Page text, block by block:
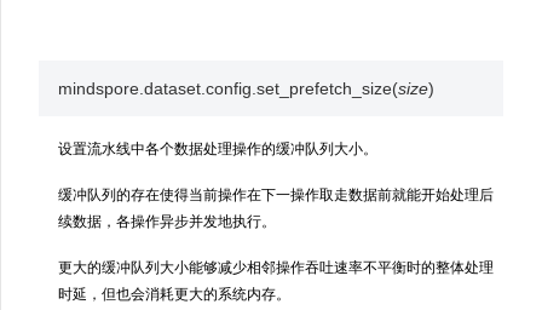
mindspore.dataset.config.set_prefetch_size(size)
设置流水线中各个数据处理操作的缓冲队列大小。
缓冲队列的存在使得当前操作在下一操作取走数据前就能开始处理后
续数据，各操作异步并发地执行。
更大的缓冲队列大小能够减少相邻操作吞吐速率不平衡时的整体处理
时延，但也会消耗更大的系统内存。